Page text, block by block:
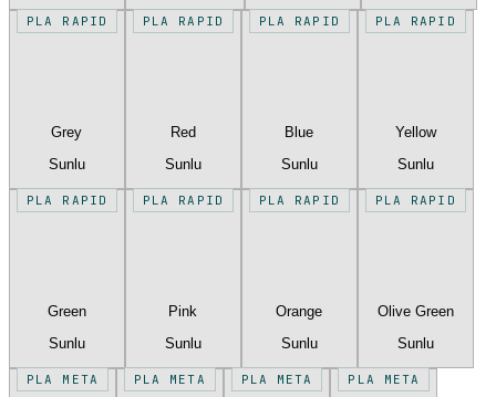
PLA RAPID
Grey
Sunlu
PLA RAPID
Red
Sunlu
PLA RAPID
Blue
Sunlu
PLA RAPID
Yellow
Sunlu
PLA RAPID
Green
Sunlu
PLA RAPID
Pink
Sunlu
PLA RAPID
Orange
Sunlu
PLA RAPID
Olive Green
Sunlu
PLA META PLA META PLA META PLA META